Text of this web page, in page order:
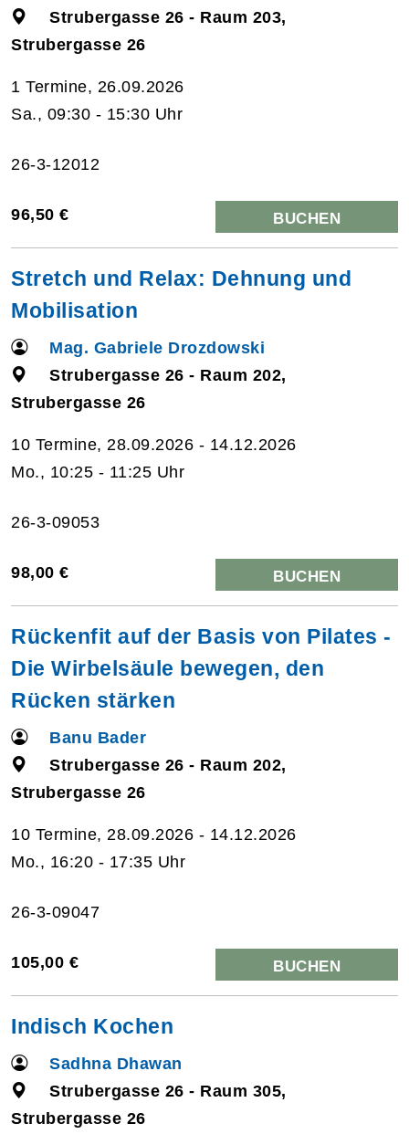
Strubergasse 26 - Raum 203,
Strubergasse 26
1 Termine, 26.09.2026
Sa., 09:30 - 15:30 Uhr
26-3-12012
96,50 € BUCHEN
Stretch und Relax: Dehnung und
Mobilisation
Mag. Gabriele Drozdowski
Strubergasse 26 - Raum 202,
Strubergasse 26
10 Termine, 28.09.2026 - 14.12.2026
Mo., 10:25 - 11:25 Uhr
26-3-09053
98,00 € BUCHEN
Rückenfit auf der Basis von Pilates -
Die Wirbelsäule bewegen, den
Rücken stärken
Banu Bader
Strubergasse 26 - Raum 202,
Strubergasse 26
10 Termine, 28.09.2026 - 14.12.2026
Mo., 16:20 - 17:35 Uhr
26-3-09047
105,00 € BUCHEN
Indisch Kochen
Sadhna Dhawan
Strubergasse 26 - Raum 305,
Strubergasse 26